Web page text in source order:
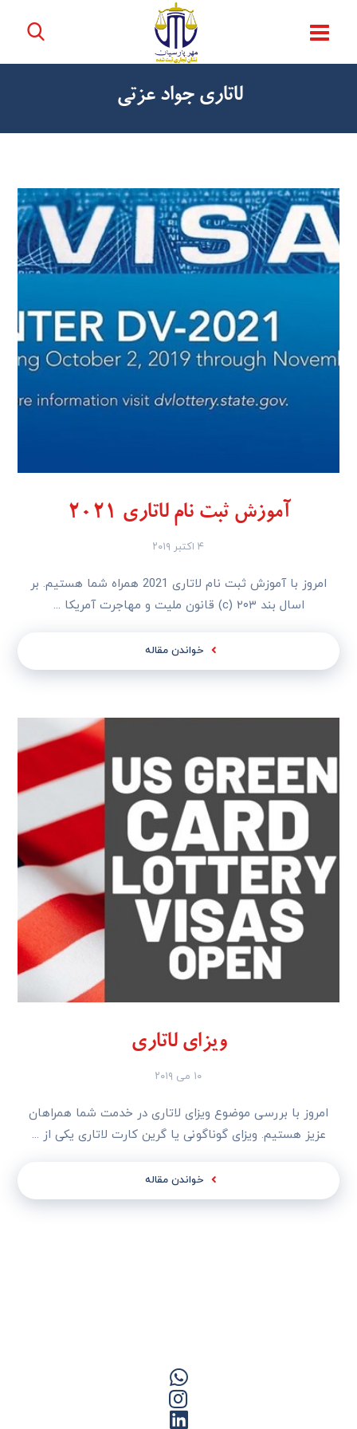
لاتاری جواد عزتی
آموزش ثبت نام لاتاری 2021
۴ اکتبر ۲۰۱۹
امروز با آموزش ثبت نام لاتاری 2021 همراه شما هستیم. بر
اسال بند ۲۰۳ (c) قانون ملیت و مهاجرت آمریکا ...
خواندن مقاله
ویزای لاتاری
۱۰ می ۲۰۱۹
امروز با بررسی موضوع ویزای لاتاری در خدمت شما همراهان
عزیز هستیم. ویزای گوناگونی یا گرین کارت لاتاری یکی از ...
خواندن مقاله